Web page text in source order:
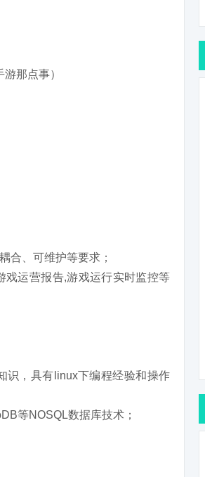
那点事）
合、可维护等要求；
戏运营报告,游戏运行实时监控等
识，具有linux下编程经验和操作
等NOSQL数据库技术；